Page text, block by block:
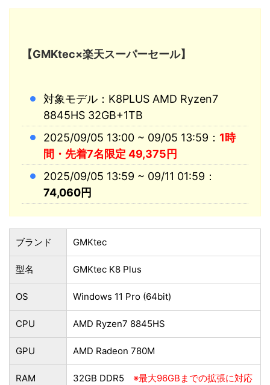
【GMKtec×楽天スーパーセール】
対象モデル：K8PLUS AMD Ryzen7
8845HS 32GB+1TB
2025/09/05 13:00 ~ 09/05 13:59： 1時
間・先着7名限定 49,375円
2025/09/05 13:59 ~ 09/11 01:59：
74,060円
ブランド GMKtec
型名 GMKtec K8 Plus
OS Windows 11 Pro (64bit)
CPU AMD Ryzen7 8845HS
GPU AMD Radeon 780M
RAM 32GB DDR5 ※最大96GBまでの拡張に対応